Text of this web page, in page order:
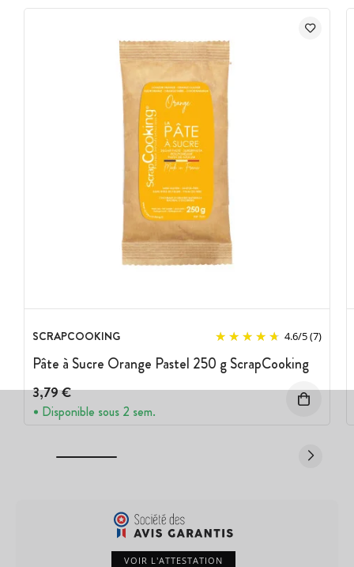
SCRAPCOOKING 4.6/5(7)
Pâte à Sucre Orange Pastel 250 g ScrapCooking
3,79 €
Disponible sous 2 sem.
VOIR L'ATTESTATION